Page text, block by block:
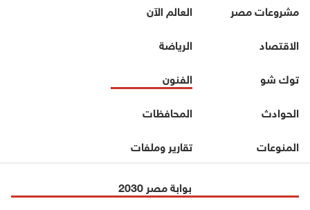
مشروعات مصر
العالم الآن
الاقتصاد
الرياضة
توك شو
الفنون
الحوادث
المحافظات
المنوعات
تقارير وملفات
بوابة مصر 2030